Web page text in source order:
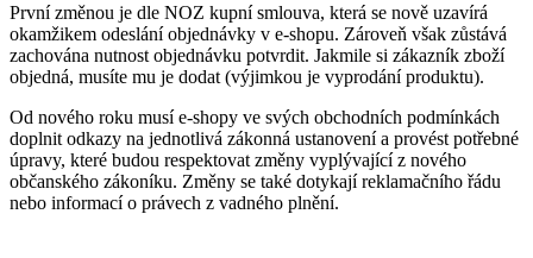
První změnou je dle NOZ kupní smlouva, která se nově uzavírá
okamžikem odeslání objednávky v e-shopu. Zároveň však zůstává
zachována nutnost objednávku potvrdit. Jakmile si zákazník zboží
objedná, musíte mu je dodat (výjimkou je vyprodání produktu).
Od nového roku musí e-shopy ve svých obchodních podmínkách
doplnit odkazy na jednotlivá zákonná ustanovení a provést potřebné
úpravy, které budou respektovat změny vyplývající z nového
občanského zákoníku. Změny se také dotykají reklamačního řádu
nebo informací o právech z vadného plnění.